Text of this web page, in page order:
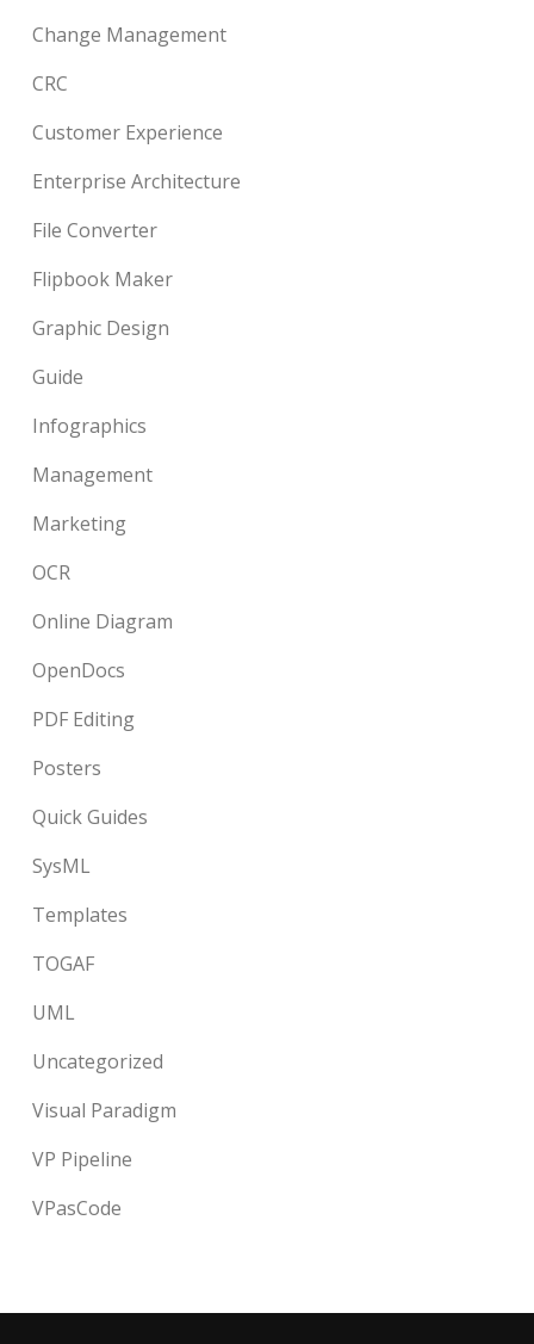
Change Management
CRC
Customer Experience
Enterprise Architecture
File Converter
Flipbook Maker
Graphic Design
Guide
Infographics
Management
Marketing
OCR
Online Diagram
OpenDocs
PDF Editing
Posters
Quick Guides
SysML
Templates
TOGAF
UML
Uncategorized
Visual Paradigm
VP Pipeline
VPasCode